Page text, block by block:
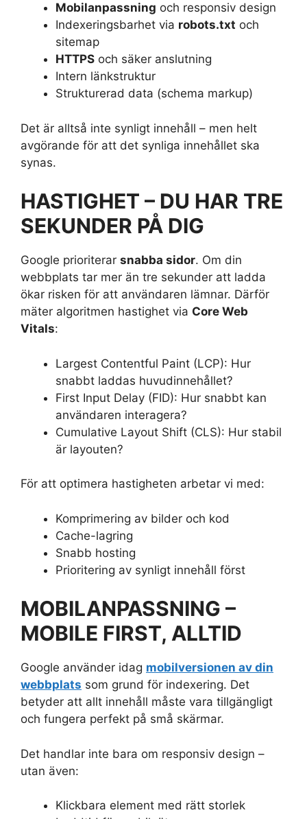
Mobilanpassning och responsiv design
Indexeringsbarhet via robots.txt och
sitemap
HTTPS och säker anslutning
Intern länkstruktur
Strukturerad data (schema markup)
Det är alltså inte synligt innehåll – men helt
avgörande för att det synliga innehållet ska
synas.
HASTIGHET – DU HAR TRE
SEKUNDER PÅ DIG
Google prioriterar snabba sidor. Om din
webbplats tar mer än tre sekunder att ladda
ökar risken för att användaren lämnar. Därför
mäter algoritmen hastighet via Core Web
Vitals:
Largest Contentful Paint (LCP): Hur
snabbt laddas huvudinnehållet?
First Input Delay (FID): Hur snabbt kan
användaren interagera?
Cumulative Layout Shift (CLS): Hur stabil
är layouten?
För att optimera hastigheten arbetar vi med:
Komprimering av bilder och kod
Cache-lagring
Snabb hosting
Prioritering av synligt innehåll först
MOBILANPASSNING –
MOBILE FIRST, ALLTID
Google använder idag mobilversionen av din
webbplats som grund för indexering. Det
betyder att allt innehåll måste vara tillgängligt
och fungera perfekt på små skärmar.
Det handlar inte bara om responsiv design –
utan även:
Klickbara element med rätt storlek